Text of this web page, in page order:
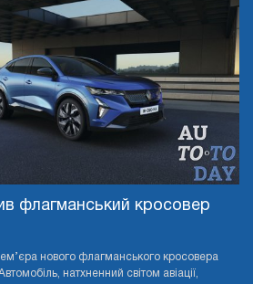
флагманський кросовер
нового флагманського кросовера
натхненний світом авіації,